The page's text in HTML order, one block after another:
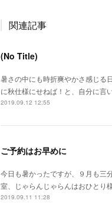
関連記事
(No Title)
暑さの中にも時折爽やかさ感じる
に秋仕様にせねば！と、自分に言
2019.09.12 12:55
ご予約はお早めに
今日も暑かったですが、９月も三
室、じゃらんじゃらんはおひとり
2019.09.11 11:28